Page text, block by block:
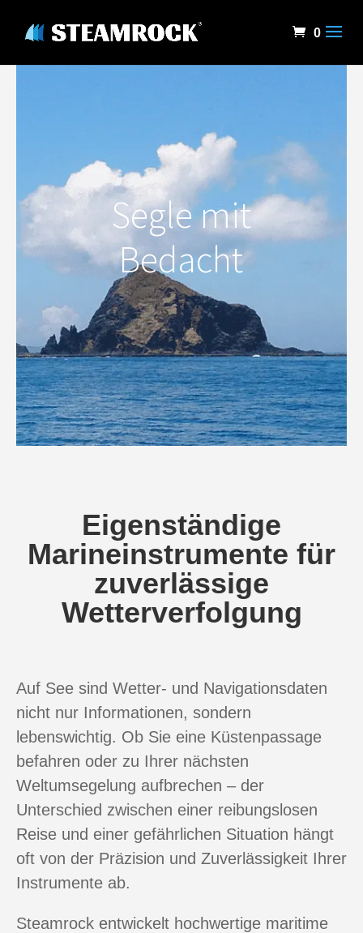
0
Segle mit
Bedacht
Eigenständige
Marineinstrumente für
zuverlässige
Wetterverfolgung
Auf See sind Wetter- und Navigationsdaten
nicht nur Informationen, sondern
lebenswichtig. Ob Sie eine Küstenpassage
befahren oder zu Ihrer nächsten
Weltumsegelung aufbrechen – der
Unterschied zwischen einer reibungslosen
Reise und einer gefährlichen Situation hängt
oft von der Präzision und Zuverlässigkeit Ihrer
Instrumente ab.
Steamrock entwickelt hochwertige maritime